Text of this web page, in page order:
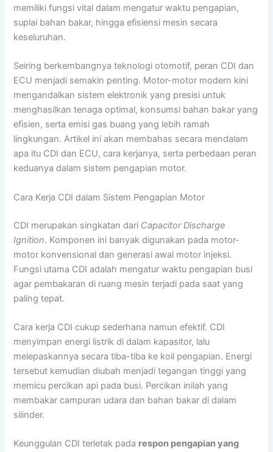
memiliki fungsi vital dalam mengatur waktu pengapian,
suplai bahan bakar, hingga efisiensi mesin secara
keseluruhan.
Seiring berkembangnya teknologi otomotif, peran CDI dan
ECU menjadi semakin penting. Motor-motor modern kini
mengandalkan sistem elektronik yang presisi untuk
menghasilkan tenaga optimal, konsumsi bahan bakar yang
efisien, serta emisi gas buang yang lebih ramah
lingkungan. Artikel ini akan membahas secara mendalam
apa itu CDI dan ECU, cara kerjanya, serta perbedaan peran
keduanya dalam sistem pengapian motor.
Cara Kerja CDI dalam Sistem Pengapian Motor
CDI merupakan singkatan dari Capacitor Discharge
Ignition. Komponen ini banyak digunakan pada motor-
motor konvensional dan generasi awal motor injeksi.
Fungsi utama CDI adalah mengatur waktu pengapian busi
agar pembakaran di ruang mesin terjadi pada saat yang
paling tepat.
Cara kerja CDI cukup sederhana namun efektif. CDI
menyimpan energi listrik di dalam kapasitor, lalu
melepaskannya secara tiba-tiba ke koil pengapian. Energi
tersebut kemudian diubah menjadi tegangan tinggi yang
memicu percikan api pada busi. Percikan inilah yang
membakar campuran udara dan bahan bakar di dalam
silinder.
Keunggulan CDI terletak pada respon pengapian yang